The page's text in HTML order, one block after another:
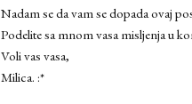
Nadam se da vam se dopada ovaj
Podelite sa mnom vasa misljenja u
Voli vas vasa,
Milica. :*